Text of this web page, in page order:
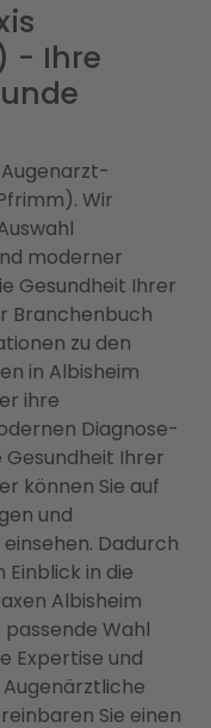
- Ihre
Wir
moderner
Gesundheit Ihrer
Branchenbuch
zu den
in Albisheim
ihre
Diagnose-
Gesundheit Ihrer
können Sie auf
und
Dadurch
in die
Albisheim
Wahl
Expertise und
Sie einen